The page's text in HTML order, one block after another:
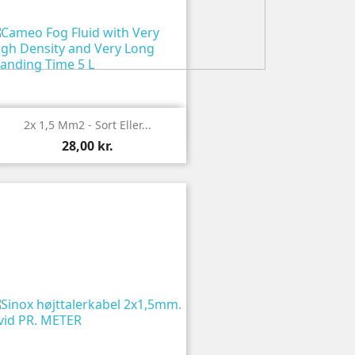
 Vis
2x 1,5 Mm2 - Sort Eller...
28,00 kr.